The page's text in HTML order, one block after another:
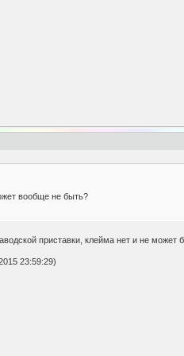
вообще не быть?
приставки, клейма нет и не
23:59:29)